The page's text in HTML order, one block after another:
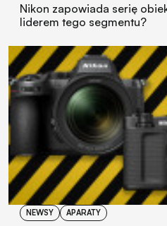
Nikon zapowiada serię
liderem tego segmentu?
NEWSY APARATY